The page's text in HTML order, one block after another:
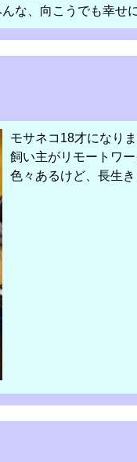
な、向こうでも幸せに
モサネコ18才になりま
飼い主がリモートワ
色々あるけど、長生